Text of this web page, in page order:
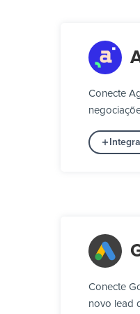
Conecte
Conecte
novo lead